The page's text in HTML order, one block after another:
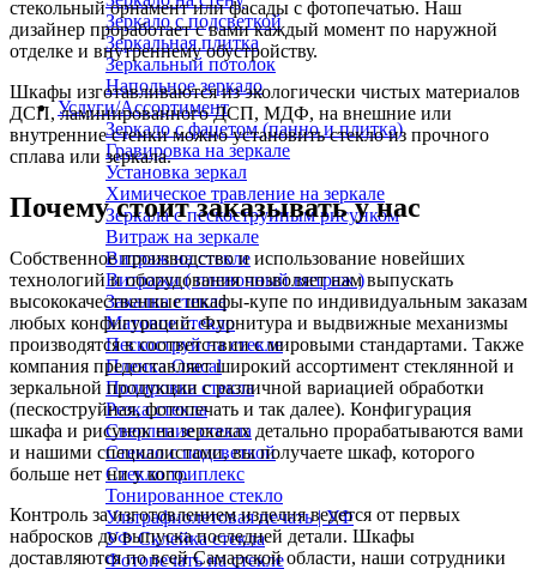
Зеркало с подсветкой
Зеркальная плитка
Зеркальный потолок
Напольное зеркало
Услуги/Ассортимент
Зеркало с фацетом (панно и плитка)
Гравировка на зеркале
Установка зеркал
Химическое травление на зеркале
Зеркала с пескоструйным рисунком
Витраж на зеркале
Витраж на стекле
Витражи ( пленочный витраж )
Закалка стекла
Матовое стекло
Пескоструй на стекле
Пленка Oracal
Полировка стекла
Резка стекла
Сверление стекла
Стекло с подсветкой
Стекло триплекс
Тонированное стекло
Ультрафиолетовая печать | УФ
УФ Склейка стекла
Фотопечать на стекле
стекольный орнамент или фасады с фотопечатью. Наш
дизайнер проработает с вами каждый момент по наружной
отделке и внутреннему обустройству.
Шкафы изготавливаются из экологически чистых материалов
ДСП, ламинированного ДСП, МДФ, на внешние или
внутренние стенки можно установить стекло из прочного
сплава или зеркала.
Почему стоит заказывать у нас
Собственное производство и использование новейших
технологий и оборудования позволяет нам выпускать
высококачественные шкафы-купе по индивидуальным заказам
любых конфигураций. Фурнитура и выдвижные механизмы
производятся в соответствии с мировыми стандартами. Также
компания предоставляет широкий ассортимент стеклянной и
зеркальной продукции с различной вариацией обработки
(пескоструйная, фотопечать и так далее). Конфигурация
шкафа и рисунок на зеркалах детально прорабатываются вами
и нашими специалистами, вы получаете шкаф, которого
больше нет ни у кого.
Контроль за изготовлением изделия ведется от первых
набросков до выпуска последней детали. Шкафы
доставляются по всей Самарской области, наши сотрудники